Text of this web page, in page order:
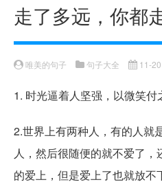
走了多远，你都
唯美的句子 句子大全 11-20
1. 时光逼着人坚强，以微笑付
2.世界上有两种人，有的人就
人，然后很随便的就不爱了
的爱上，但是爱上了也就放不